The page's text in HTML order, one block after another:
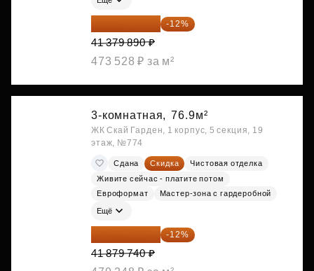
36 414 303 ₽ -12%
41 379 890 ₽
473 528 ₽ за м²
3-комнатная, 76.9м²
ЖК Скай Гарден, 1 корпус, 5 секция, 19
этаж, №774
Сдана Скидка
Чистовая отделка
Живите сейчас - платите потом
Евроформат
Мастер-зона с гардеробной
Ещё
36 854 171 ₽ -12%
41 879 740 ₽